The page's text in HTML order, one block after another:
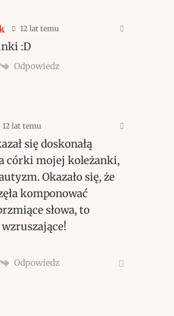
12 lat temu
:D
Odpowiedz
12 lat temu
się doskonałą
córki mojej koleżanki,
Okazało się, że
komponować
słowa, to
Odpowiedz